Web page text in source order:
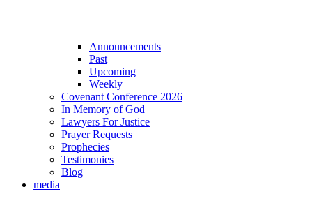
Announcements
Past
Upcoming
Weekly
Covenant Conference 2026
In Memory of God
Lawyers For Justice
Prayer Requests
Prophecies
Testimonies
Blog
media